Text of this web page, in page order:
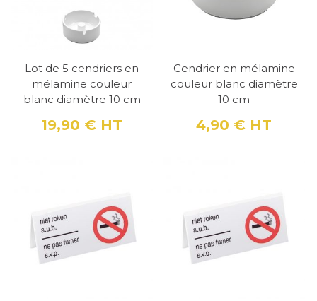
Lot de 5 cendriers en
mélamine couleur
blanc diamètre 10 cm
Prix
19,90 € HT
Cendrier en mélamine
couleur blanc diamètre
10 cm
Prix
4,90 € HT